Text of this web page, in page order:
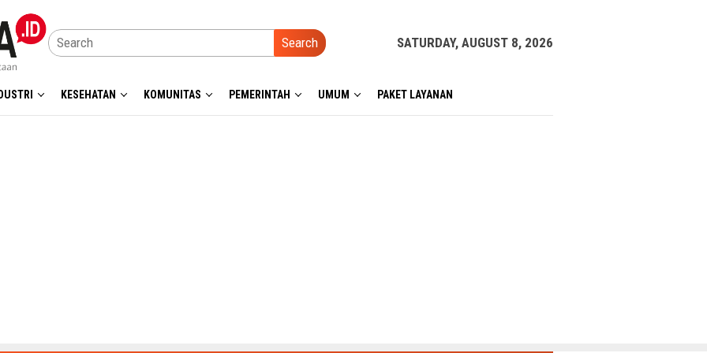
Search SATURDAY, AUGUST 8, 2026
KESEHATAN KOMUNITAS PEMERINTAH UMUM PAKET LAYANAN